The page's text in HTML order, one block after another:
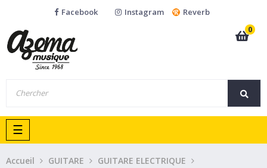
Facebook Instagram
Reverb
0
Basculer
la
navigation
☰
Accueil GUITARE
GUITARE ELECTRIQUE